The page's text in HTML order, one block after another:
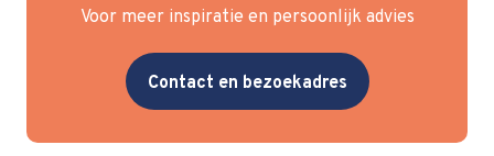
Voor meer inspiratie en persoonlijk advies
Contact en bezoekadres